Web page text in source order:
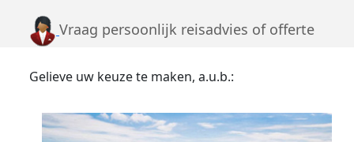
Vraag persoonlijk reisadvies of offerte
Gelieve uw keuze te maken, a.u.b.: